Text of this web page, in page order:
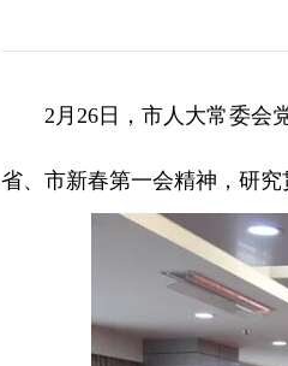
2月26日，市人大常委会
省、市新春第一会精神，研